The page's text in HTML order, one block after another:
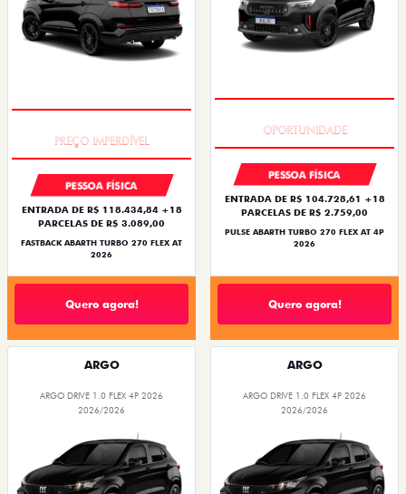
PESSOA FÍSICA
ENTRADA DE R$ 118.434,84 +18
PARCELAS DE R$ 3.089,00
FASTBACK ABARTH TURBO 270 FLEX AT
2026
Quero agora!
PESSOA FÍSICA
ENTRADA DE R$ 104.728,61 +18
PARCELAS DE R$ 2.759,00
PULSE ABARTH TURBO 270 FLEX AT 4P
2026
Quero agora!
ARGO
ARGO DRIVE 1.0 FLEX 4P 2026
2026/2026
ARGO
ARGO DRIVE 1.0 FLEX 4P 2026
2026/2026